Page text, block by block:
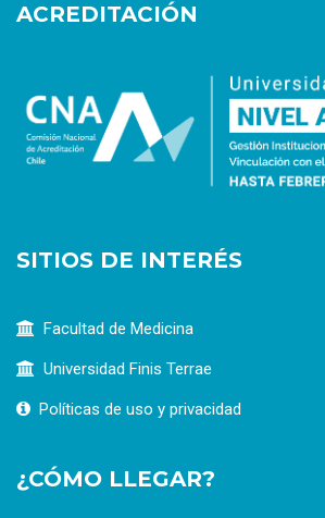
ACREDITACIÓN
SITIOS DE INTERÉS
Facultad de Medicina
Universidad Finis Terrae
Políticas de uso y privacidad
¿CÓMO LLEGAR?